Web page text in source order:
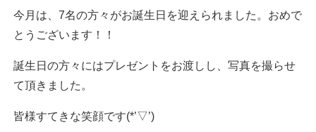
今月は、7名の方々がお誕生日を迎えられました。おめで
とうございます！！
誕生日の方々にはプレゼントをお渡しし、写真を撮らせ
て頂きました。
皆様すてきな笑顔です(*’▽’)